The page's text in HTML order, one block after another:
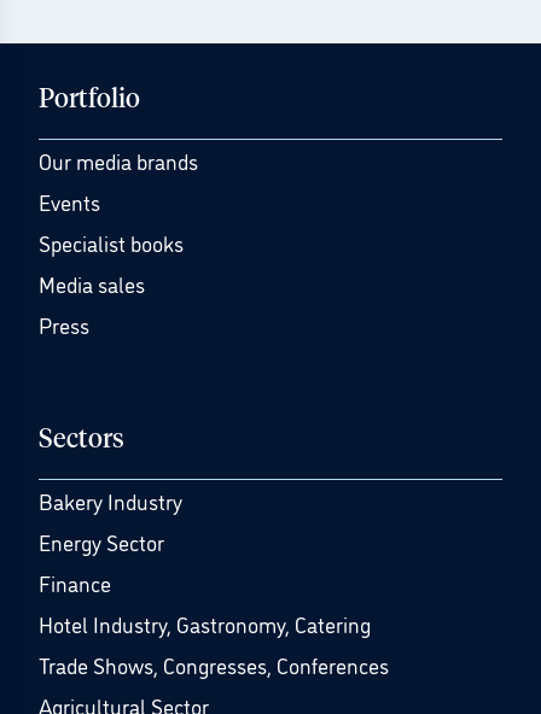
Portfolio
Our media brands
Events
Specialist books
Media sales
Press
Sectors
Bakery Industry
Energy Sector
Finance
Hotel Industry, Gastronomy, Catering
Trade Shows, Congresses, Conferences
Agricultural Sector